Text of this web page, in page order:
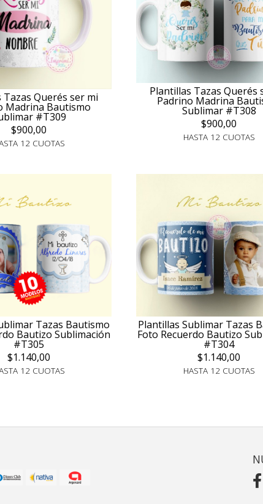
Tazas Querés ser mi
Madrina Bautismo
#T309
$900,00
12 CUOTAS
Plantillas Tazas Querés
Padrino Madrina
Sublimar #T308
$900,00
HASTA 12 CUOTAS
Tazas Bautismo
Bautizo Sublimación
#T305
$1.140,00
12 CUOTAS
Plantillas Sublimar Tazas
Foto Recuerdo Bautizo
#T304
$1.140,00
HASTA 12 CUOTAS